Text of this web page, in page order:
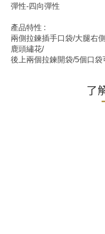
彈性-四向彈性
產品特性 :
兩側拉鍊插手口袋/大腿右
鹿頭繡花/
後上兩個拉鍊開袋/5個口袋
了